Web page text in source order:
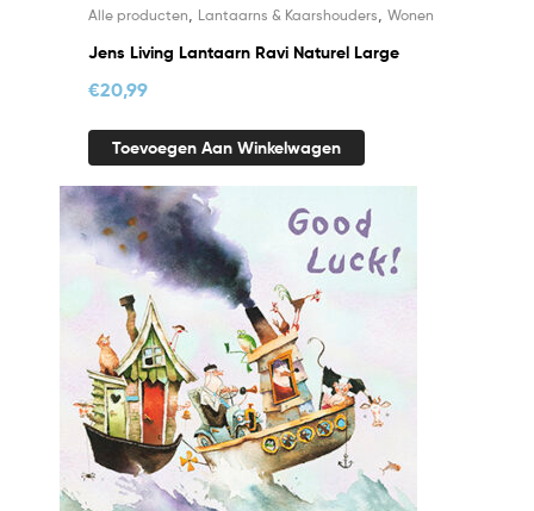
Alle producten Lantaarns & Kaarshouders Wonen
Jens Living Lantaarn Ravi Naturel Large
€20,99
Toevoegen Aan Winkelwagen